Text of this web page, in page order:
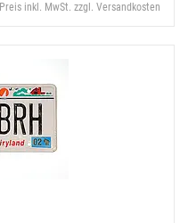
Preis inkl. MwSt. zzgl. Versandkosten